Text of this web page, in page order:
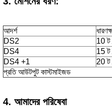
আদর্শ
DS2
10 ট /
DS4
15 ট /
DS4 +1
20 ট /
প্রতি আউটপুট কাস্টমাইজড
4. আমাদের পরিষেবা